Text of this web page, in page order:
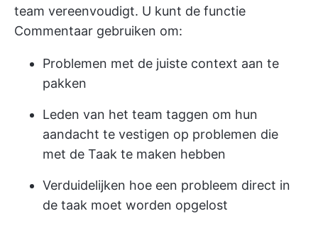
team vereenvoudigt. U kunt de functie
Commentaar gebruiken om:
Problemen met de juiste context aan te
pakken
Leden van het team taggen om hun
aandacht te vestigen op problemen die
met de Taak te maken hebben
Verduidelijken hoe een probleem direct in
de taak moet worden opgelost